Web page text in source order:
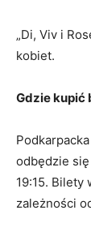
„Di, Viv i
kobiet.
Gdzie kupić
odbędzie
19:15. Bilety
zależności